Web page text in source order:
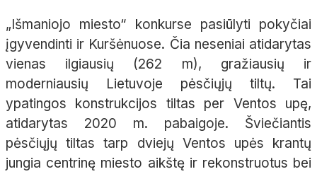
„Išmaniojo miesto“ konkurse pasiūlyti pokyčiai
įgyvendinti ir Kuršėnuose. Čia neseniai atidarytas
vienas ilgiausių (262 m), gražiausių ir
moderniausių Lietuvoje pėsčiųjų tiltų. Tai
ypatingos konstrukcijos tiltas per Ventos upę,
atidarytas 2020 m. pabaigoje. Šviečiantis
pėsčiųjų tiltas tarp dviejų Ventos upės krantų
jungia centrinę miesto aikštę ir rekonstruotus bei